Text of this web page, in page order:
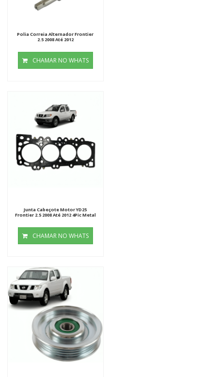
Polia Correia Alternador Frontier
2.5 2008 Até 2012
CHAMAR NO WHATS
Junta Cabeçote Motor YD25
Frontier 2.5 2008 Até 2012 4Pic Metal
CHAMAR NO WHATS